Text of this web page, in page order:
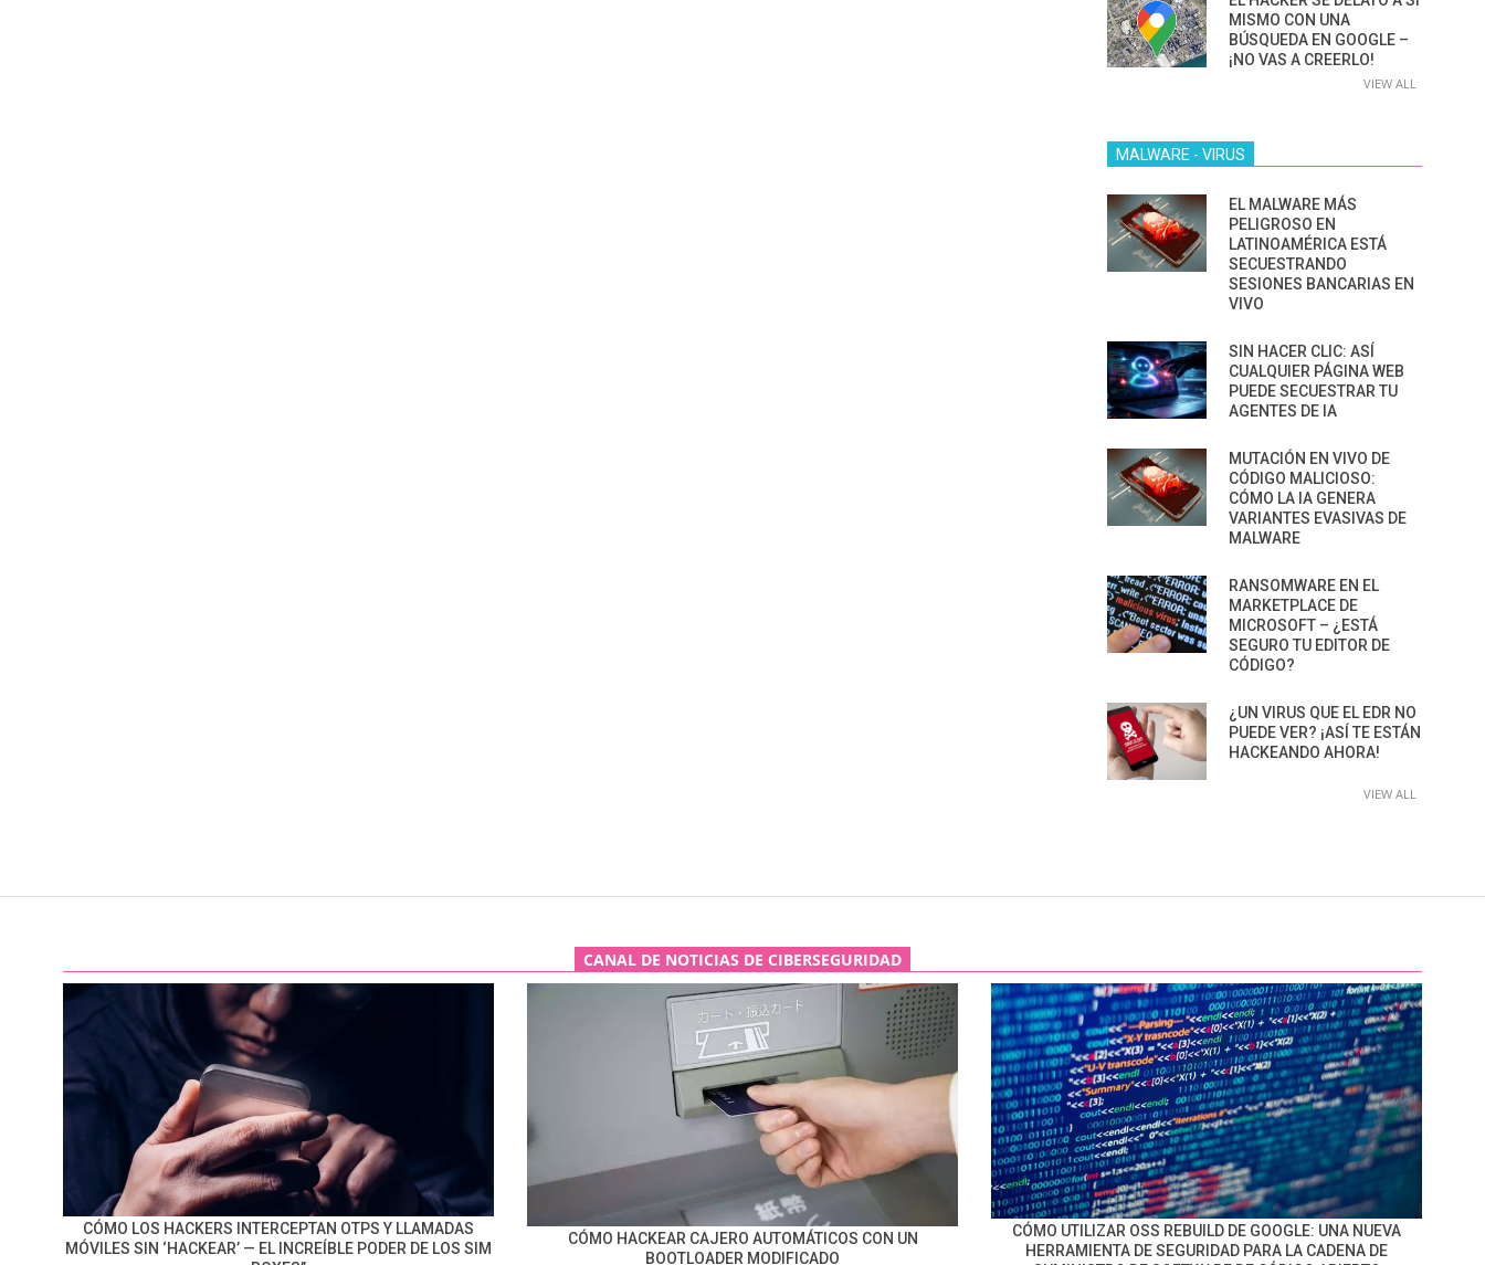
MISMO CON UNA
BÚSQUEDA EN GOOGLE –
¡NO VAS A CREERLO!
VIEW ALL
MALWARE - VIRUS
EL MALWARE MÁS
PELIGROSO EN
LATINOAMÉRICA ESTÁ
SECUESTRANDO
SESIONES BANCARIAS EN
VIVO
SIN HACER CLIC: ASÍ
CUALQUIER PÁGINA WEB
PUEDE SECUESTRAR TU
AGENTES DE IA
MUTACIÓN EN VIVO DE
CÓDIGO MALICIOSO:
CÓMO LA IA GENERA
VARIANTES EVASIVAS DE
MALWARE
RANSOMWARE EN EL
MARKETPLACE DE
MICROSOFT – ¿ESTÁ
SEGURO TU EDITOR DE
CÓDIGO?
¿UN VIRUS QUE EL EDR NO
PUEDE VER? ¡ASÍ TE ESTÁN
HACKEANDO AHORA!
VIEW ALL
CANAL DE NOTICIAS DE CIBERSEGURIDAD
CÓMO LOS HACKERS INTERCEPTAN OTPS Y LLAMADAS
MÓVILES SIN ‘HACKEAR’ — EL INCREÍBLE PODER DE LOS SIM
CÓMO HACKEAR CAJERO AUTOMÁTICOS CON UN
BOOTLOADER MODIFICADO
CÓMO UTILIZAR OSS REBUILD DE GOOGLE: UNA NUEVA
HERRAMIENTA DE SEGURIDAD PARA LA CADENA DE